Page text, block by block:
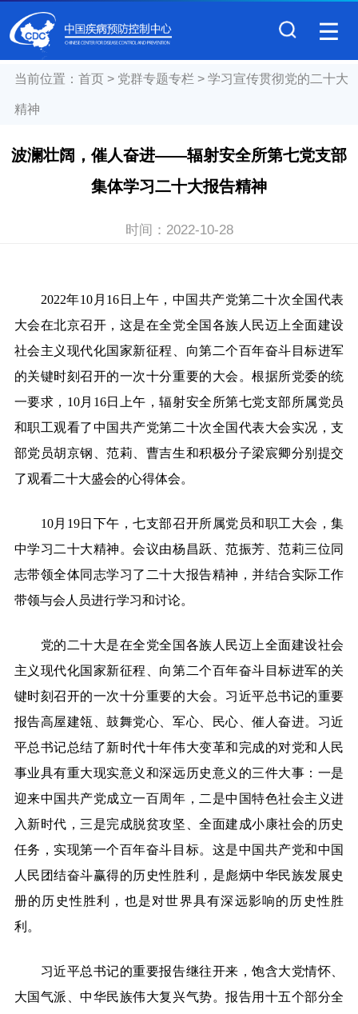
当前位置： 首页> 党群专题专栏 > 学习宣传贯彻党的二十大
精神
波澜壮阔，催人奋进——辐射安全所第七党支部
集体学习二十大报告精神
时间： 2022-10-28
2022年10 月 16 日上午，中国共产党第二十次全国代表
大会在北京召开，这是在全党全国各族人民迈上全面建设
社会主义现代化国家新征程、向第二个百年奋斗目标进军
的关键时刻召开的一次十分重要的大会。根据所党委的统
一要求， 10月 16日上午，辐射安全所第七党支部所属党员
和职工观看了中国共产党第二十次全国代表大会实况，支
部党员胡京钢、范莉、曹吉生和积极分子梁宸卿分别提交
了观看二十大盛会的心得体会。
10月 19日下午，七支部召开所属党员和职工大会，集
中学习二十大精神。会议由杨昌跃、范振芳、范莉三位同
志带领全体同志学习了二十大报告精神，并结合实际工作
带领与会人员进行学习和讨论。
党的二十大是在全党全国各族人民迈上全面建设社会
主义现代化国家新征程、向第二个百年奋斗目标进军的关
键时刻召开的一次十分重要的大会。习近平总书记的重要
报告高屋建瓴、鼓舞党心、军心、民心、催人奋进。习近
平总书记总结了新时代十年伟大变革和完成的对党和人民
事业具有重大现实意义和深远历史意义的三件大事：一是
迎来中国共产党成立一百周年，二是中国特色社会主义进
入新时代，三是完成脱贫攻坚、全面建成小康社会的历史
任务，实现第一个百年奋斗目标。这是中国共产党和中国
人民团结奋斗赢得的历史性胜利，是彪炳中华民族发展史
册的历史性胜利，也是对世界具有深远影响的历史性胜
利。
习近平总书记的重要报告继往开来，饱含大党情怀、
大国气派、中华民族伟大复兴气势。报告用十五个部分全